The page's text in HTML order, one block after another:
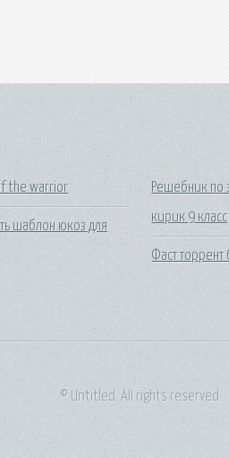
the warrior
шаблон юкоз для
Решебник по
кирик 9 класс
Фаст
© Untitled. All rights reserved.